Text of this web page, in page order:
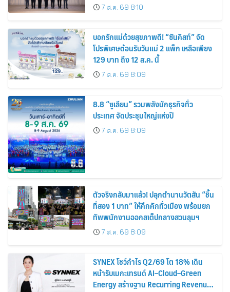
7 ส.ค. 69 8:10
บอกรักแม่ด้วยสุขภาพดี! “ซันคิสท์” จัด
โปรพิเศษต้อนรับวันแม่ 2 แพ็ก เหลือเพียง
129 บาท ถึง 12 ส.ค. นี้
7 ส.ค. 69 8:09
8.8 “ซูเลียน” รวมพลังนักธุรกิจทั่ว
ประเทศ จัดประชุมใหญ่แห่งปี
7 ส.ค. 69 8:09
ตัวจริงกลับมาแล้ว! ปลุกตำนานวัตสัน “ชิ้น
ที่สอง 1 บาท” ให้คึกคักทั่วเมือง พร้อมยก
ทัพพนักงานออกสเต็ปกลางสวนลุมฯ
7 ส.ค. 69 8:09
SYNEX โชว์กำไร Q2/69 โต 18% เดิน
หน้ารับเมกะเทรนด์ AI–Cloud–Green
Energy สร้างฐาน Recurring Revenue